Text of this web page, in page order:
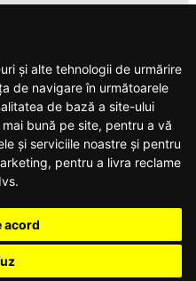
și alte tehnologii de urmărire
de navigare în următoarele
de bază a site-ului
bună pe site, pentru a vă
și serviciile noastre și pentru
, pentru a livra reclame
.
acord